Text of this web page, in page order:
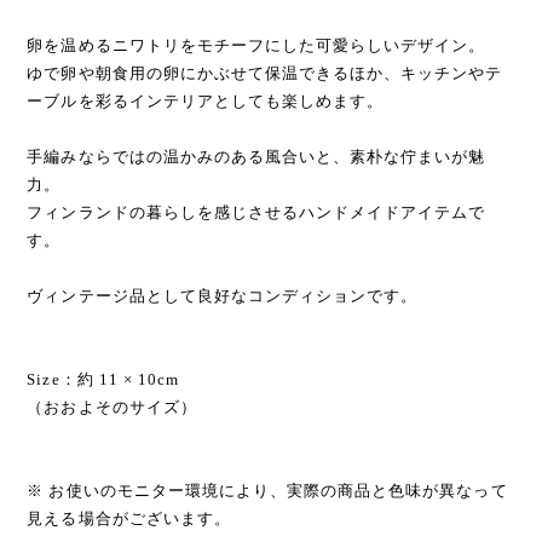
卵を温めるニワトリをモチーフにした可愛らしいデザイン。
ゆで卵や朝食用の卵にかぶせて保温できるほか、キッチンやテ
ーブルを彩るインテリアとしても楽しめます。
手編みならではの温かみのある風合いと、素朴な佇まいが魅
力。
フィンランドの暮らしを感じさせるハンドメイドアイテムで
す。
ヴィンテージ品として良好なコンディションです。
Size：約 11 × 10cm
（おおよそのサイズ）
※ お使いのモニター環境により、実際の商品と色味が異なって
見える場合がございます。